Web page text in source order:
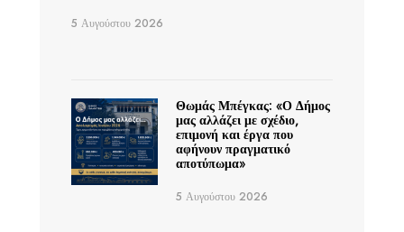
5 Αυγούστου 2026
Θωμάς Μπέγκας: «Ο Δήμος
μας αλλάζει με σχέδιο,
επιμονή και έργα που
αφήνουν πραγματικό
αποτύπωμα»
5 Αυγούστου 2026